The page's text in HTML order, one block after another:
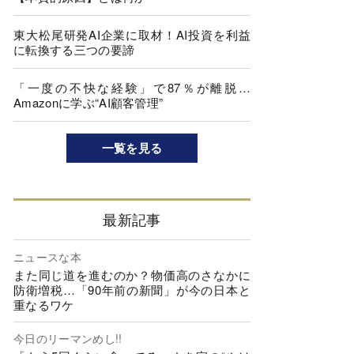
東大松尾研発AI企業に取材！AI投資を利益
に転換する三つの要諦
「一度の不快な経験」で87％が離脱…
Amazonに学ぶ“AI顧客管理”
一覧を見る
最新記事
ニュースな本
また同じ道を進むのか？物価高のさなかに
防衛増税…「90年前の新聞」が今の日本と
重なるワケ
今日のリーマンめし!!